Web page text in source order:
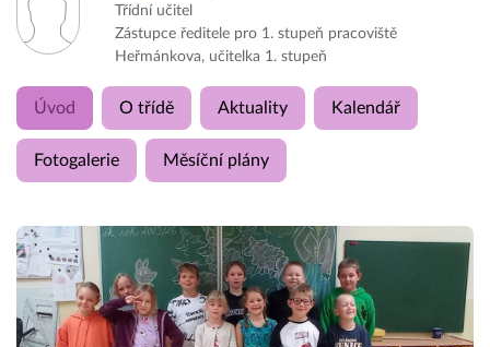
Třídní učitel
Zástupce ředitele pro 1. stupeň pracoviště
Heřmánkova, učitelka 1. stupeň
Úvod O třídě Aktuality Kalendář
Fotogalerie Měsíční plány